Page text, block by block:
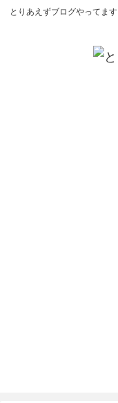
とりあえずブログやってま